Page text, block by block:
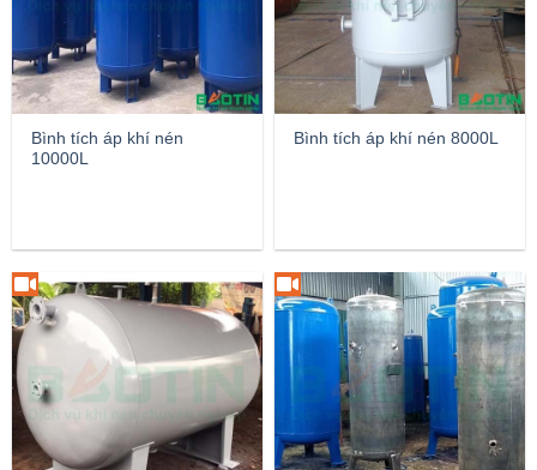
Bình tích áp khí nén
10000L
Bình tích áp khí nén 8000L